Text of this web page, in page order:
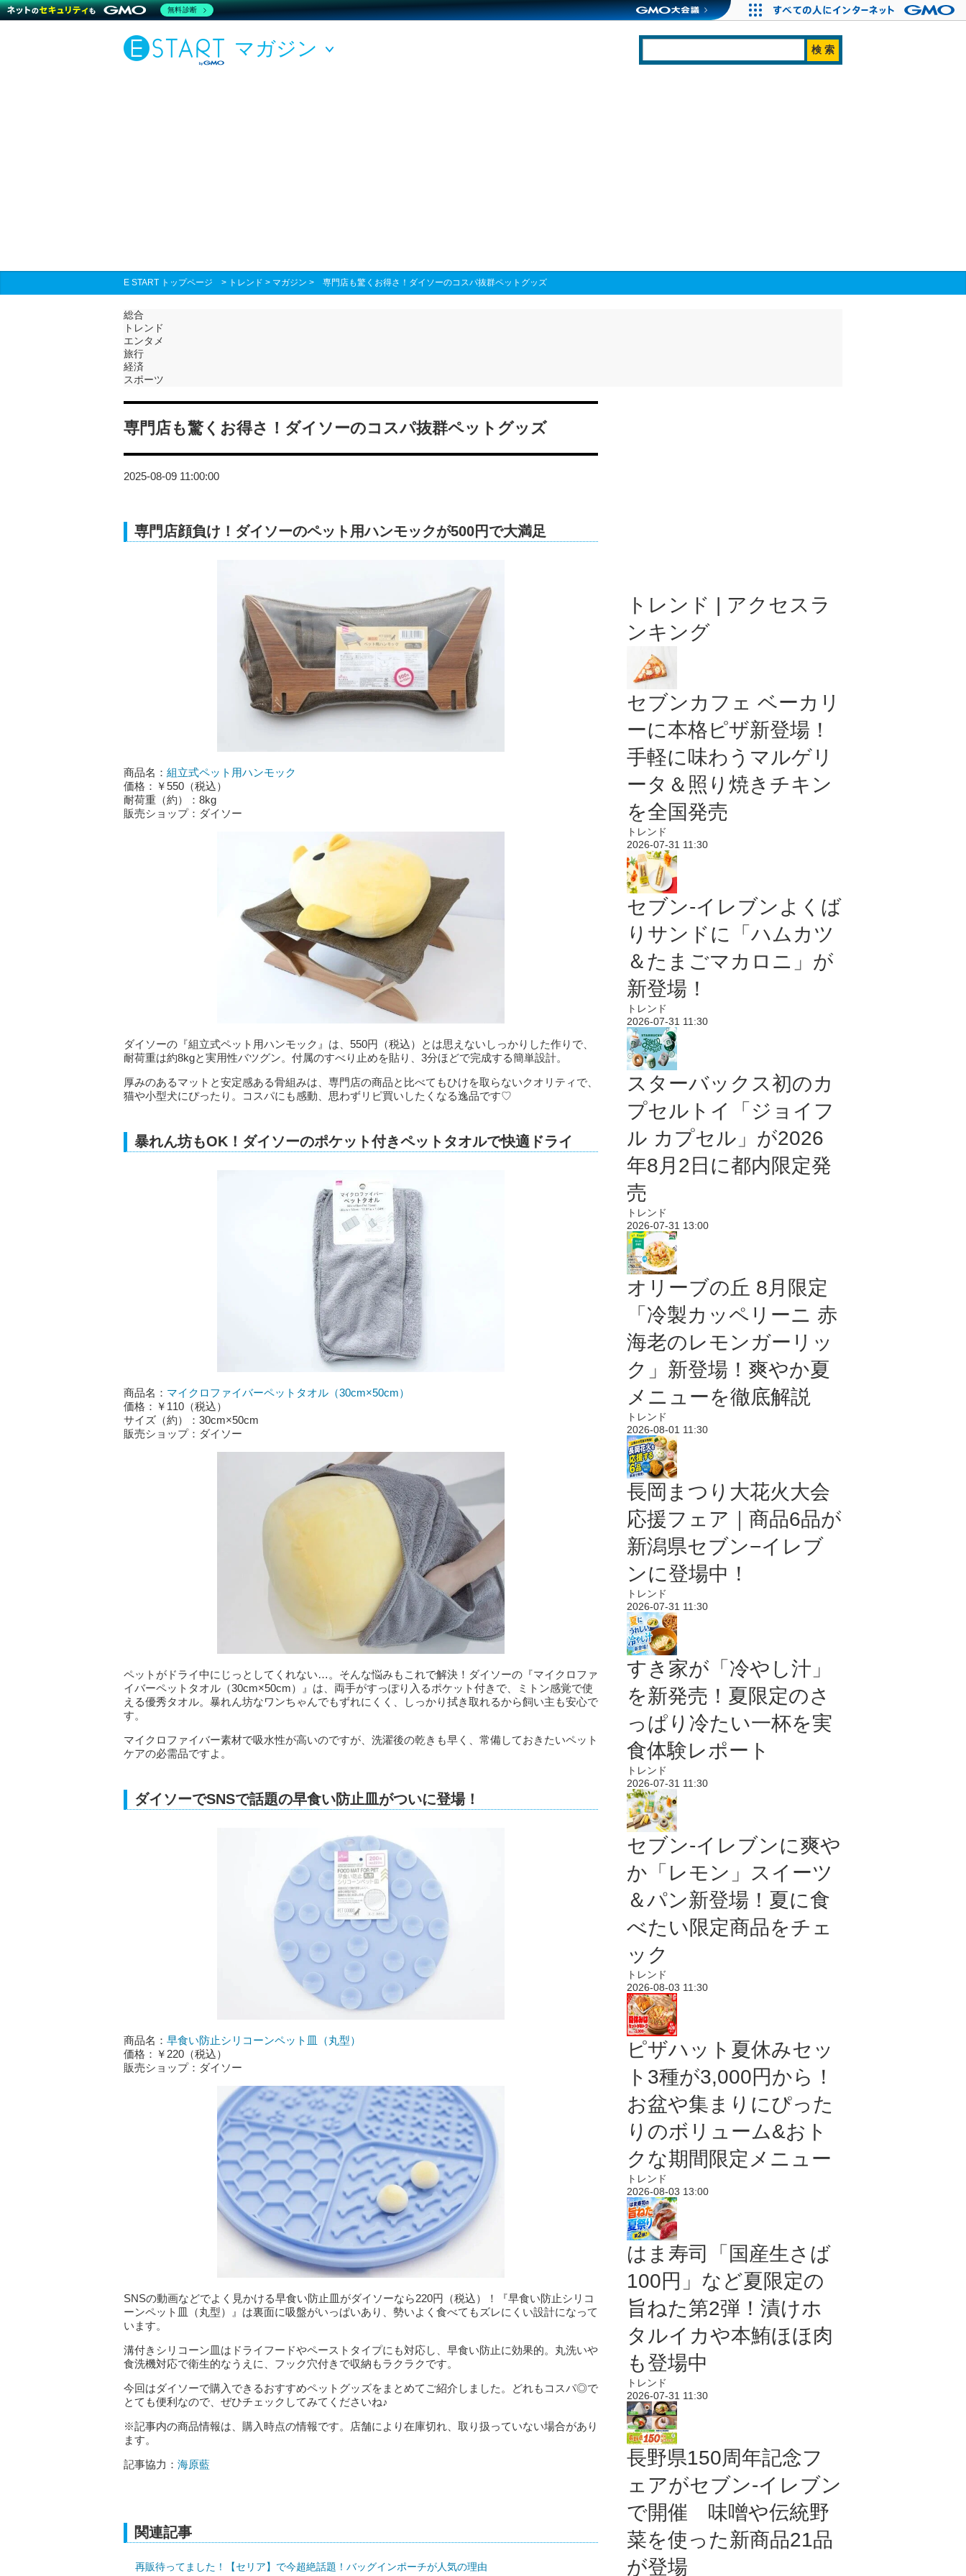
マガジン
E START トップページ > トレンド > マガジン > 専門店も驚くお得さ！ダイソーのコスパ抜群ペットグッズ
総合
トレンド
エンタメ
旅行
経済
スポーツ
専門店も驚くお得さ！ダイソーのコスパ抜群ペットグッズ
2025-08-09 11:00:00
専門店顔負け！ダイソーのペット用ハンモックが500円で大満足
商品名： 組立式ペット用ハンモック
価格：￥550（税込）
耐荷重（約）：8kg
販売ショップ：ダイソー
ダイソーの『組立式ペット用ハンモック』は、550円（税込）とは思えないしっかりした作りで、
耐荷重は約8kgと実用性バツグン。付属のすべり止めを貼り、3分ほどで完成する簡単設計。
厚みのあるマットと安定感ある骨組みは、専門店の商品と比べてもひけを取らないクオリティで、
猫や小型犬にぴったり。コスパにも感動、思わずリピ買いしたくなる逸品です♡
暴れん坊もOK！ダイソーのポケット付きペットタオルで快適ドライ
商品名： マイクロファイバーペットタオル（30cm×50cm）
価格：￥110（税込）
サイズ（約）：30cm×50cm
販売ショップ：ダイソー
ペットがドライ中にじっとしてくれない…。そんな悩みもこれで解決！ダイソーの『マイクロファ
イバーペットタオル（30cm×50cm）』は、両手がすっぽり入るポケット付きで、ミトン感覚で使
える優秀タオル。暴れん坊なワンちゃんでもずれにくく、しっかり拭き取れるから飼い主も安心で
す。
マイクロファイバー素材で吸水性が高いのですが、洗濯後の乾きも早く、常備しておきたいペット
ケアの必需品ですよ。
ダイソーでSNSで話題の早食い防止皿がついに登場！
商品名： 早食い防止シリコーンペット皿（丸型）
価格：￥220（税込）
販売ショップ：ダイソー
SNSの動画などでよく見かける早食い防止皿がダイソーなら220円（税込）！『早食い防止シリコ
ーンペット皿（丸型）』は裏面に吸盤がいっぱいあり、勢いよく食べてもズレにくい設計になって
います。
溝付きシリコーン皿はドライフードやペーストタイプにも対応し、早食い防止に効果的。丸洗いや
食洗機対応で衛生的なうえに、フック穴付きで収納もラクラクです。
今回はダイソーで購入できるおすすめペットグッズをまとめてご紹介しました。どれもコスパ◎で
とても便利なので、ぜひチェックしてみてくださいね♪
※記事内の商品情報は、購入時点の情報です。店舗により在庫切れ、取り扱っていない場合があり
ます。
記事協力： 海原藍
関連記事
再販待ってました！【セリア】で今超絶話題！バッグインポーチが人気の理由
トレンド | アクセスラ
ンキング
セブンカフェ ベーカリ
ーに本格ピザ新登場！
手軽に味わうマルゲリ
ータ＆照り焼きチキン
を全国発売
トレンド
2026-07-31 11:30
セブン‐イレブンよくば
りサンドに「ハムカツ
＆たまごマカロニ」が
新登場！
トレンド
2026-07-31 11:30
スターバックス初のカ
プセルトイ「ジョイフ
ル カプセル」が2026
年8月2日に都内限定発
売
トレンド
2026-07-31 13:00
オリーブの丘 8月限定
「冷製カッペリーニ 赤
海老のレモンガーリッ
ク」新登場！爽やか夏
メニューを徹底解説
トレンド
2026-08-01 11:30
長岡まつり大花火大会
応援フェア｜商品6品が
新潟県セブン−イレブ
ンに登場中！
トレンド
2026-07-31 11:30
すき家が「冷やし汁」
を新発売！夏限定のさ
っぱり冷たい一杯を実
食体験レポート
トレンド
2026-07-31 11:30
セブン‐イレブンに爽や
か「レモン」スイーツ
＆パン新登場！夏に食
べたい限定商品をチェ
ック
トレンド
2026-08-03 11:30
ピザハット夏休みセッ
ト3種が3,000円から！
お盆や集まりにぴった
りのボリューム&おト
クな期間限定メニュー
トレンド
2026-08-03 13:00
はま寿司「国産生さば
100円」など夏限定の
旨ねた第2弾！漬けホ
タルイカや本鮪ほほ肉
も登場中
トレンド
2026-07-31 11:30
長野県150周年記念フ
ェアがセブン-イレブン
で開催 味噌や伝統野
菜を使った新商品21品
が登場
無料診断